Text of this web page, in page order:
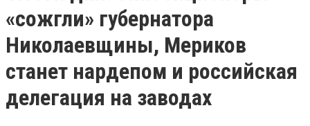
«сожгли» губернатора
Николаевщины, Мериков
станет нардепом и российская
делегация на заводах